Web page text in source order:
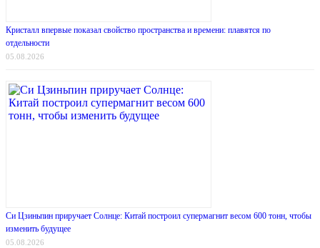
Кристалл впервые показал свойство пространства и времени: плавятся по
отдельности
05.08.2026
Си Цзиньпин приручает Солнце: Китай построил супермагнит весом 600 тонн, чтобы
изменить будущее
05.08.2026